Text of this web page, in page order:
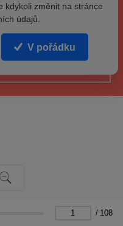
/ 108
kdykoli změnit na stránce
údajů.
V pořádku